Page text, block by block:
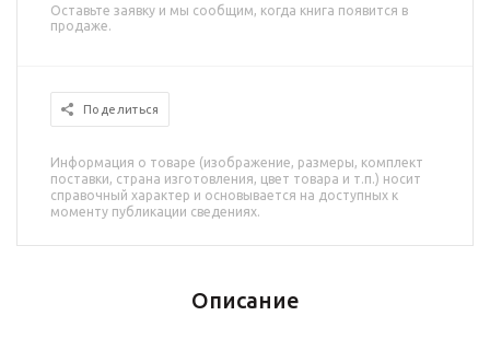
Оставьте заявку и мы сообщим, когда книга появится в
продаже.
Поделиться
Информация о товаре (изображение, размеры, комплект
поставки, страна изготовления, цвет товара и т.п.) носит
справочный характер и основывается на доступных к
моменту публикации сведениях.
Описание